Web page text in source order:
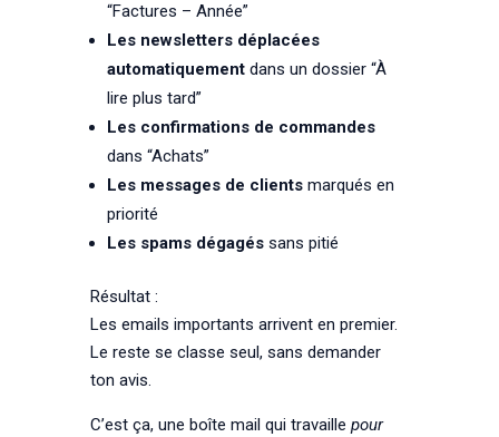
“Factures – Année”
Les newsletters déplacées
automatiquementdans un dossier “À
lire plus tard”
Les confirmations de commandes
dans “Achats”
Les messages de clientsmarqués en
priorité
Les spams dégagéssans pitié
Résultat :
Les emails importants arrivent en premier.
Le reste se classe seul, sans demander
ton avis.
C’est ça, une boîte mail qui travaille pour